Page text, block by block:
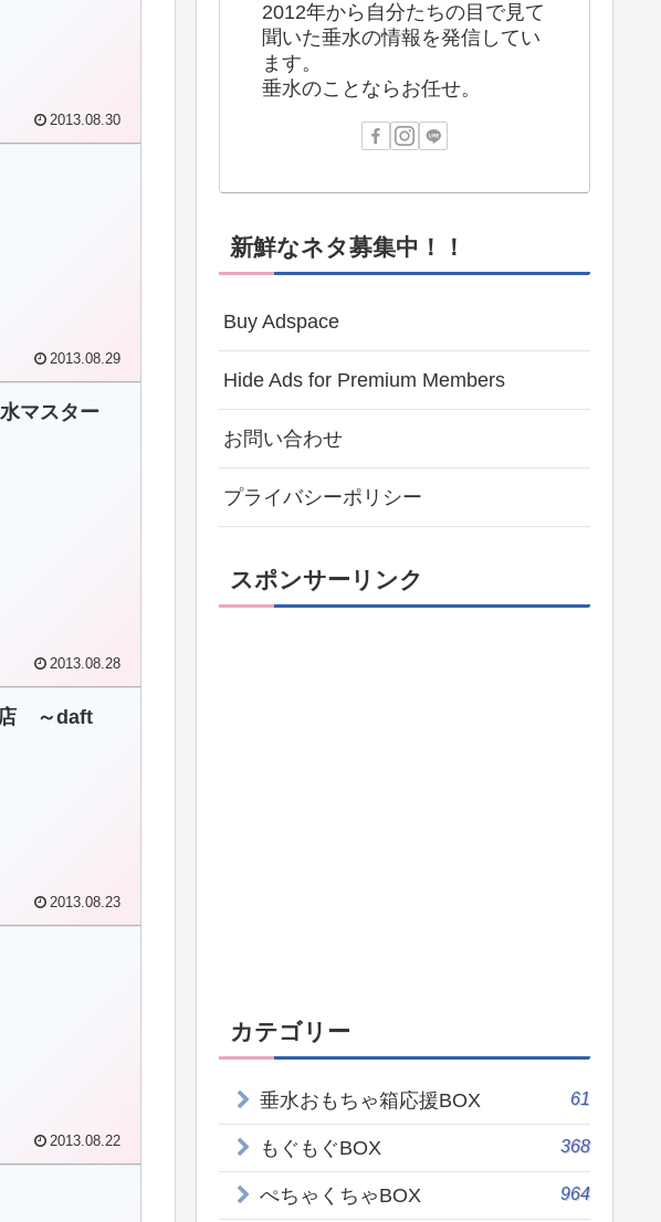
2013.08.30
2013.08.29
マスター
2013.08.28
店 ～daft
2013.08.23
2013.08.22
2012年から自分たちの目で見て
聞いた垂水の情報を発信してい
ます。
垂水のことならお任せ。
新鮮なネタ募集中！！
Buy Adspace
Hide Ads for Premium Members
お問い合わせ
プライバシーポリシー
スポンサーリンク
カテゴリー
垂水おもちゃ箱応援BOX 61
もぐもぐBOX 368
ぺちゃくちゃBOX 964